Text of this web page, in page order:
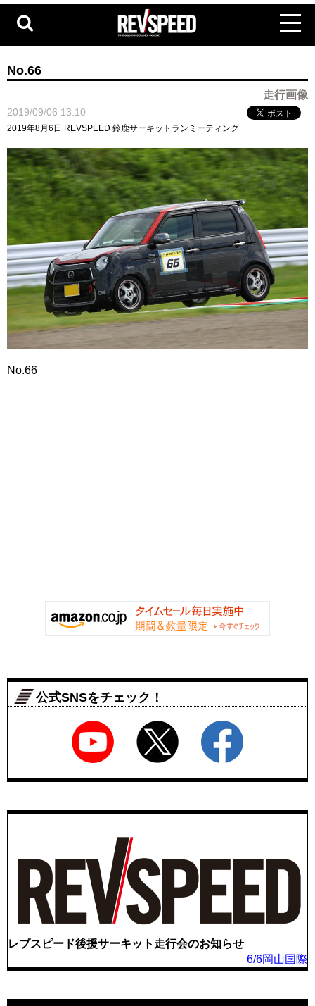
No.66
走行画像
2019/09/06 13:10
2019年8月6日 REVSPEED 鈴鹿サーキットランミーティング
No.66
公式SNSをチェック！
レブスピード後援サーキット走行会のお知らせ
6/6岡山国際